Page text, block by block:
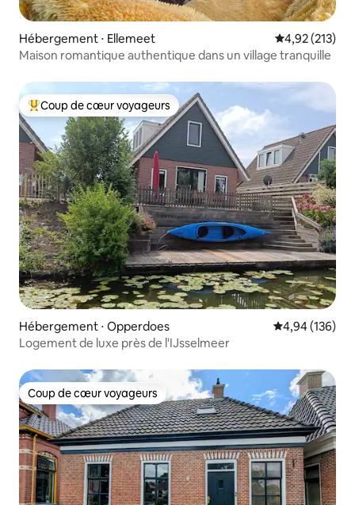
Hébergement ⋅ Ellemeet Évaluation
4,92 (213)
Maison romantique authentique dans un village tranquille
Coups de cœur voyageurs les plus appréciés
Coup de cœur voyageurs
Hébergement ⋅ Opperdoes Évaluation
4,94 (136)
Logement de luxe près de l'IJsselmeer
Coup de cœur voyageurs
Coup de cœur voyageurs